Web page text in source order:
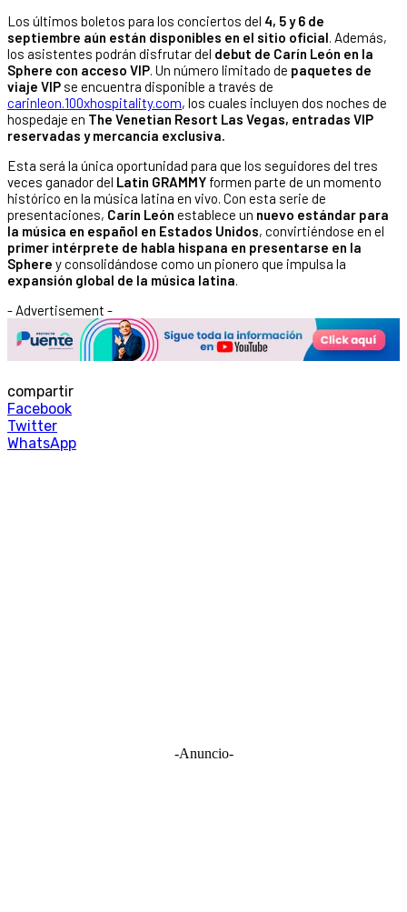
Los últimos boletos para los conciertos del 4, 5 y 6 de
septiembre aún están disponibles en el sitio oficial. Además,
los asistentes podrán disfrutar del debut de Carín León en la
Sphere con acceso VIP. Un número limitado de paquetes de
viaje VIP se encuentra disponible a través de
carinleon.100xhospitality.com, los cuales incluyen dos noches de
hospedaje en The Venetian Resort Las Vegas, entradas VIP
reservadas y mercancía exclusiva.
Esta será la única oportunidad para que los seguidores del tres
veces ganador del Latin GRAMMY formen parte de un momento
histórico en la música latina en vivo. Con esta serie de
presentaciones, Carín León establece un nuevo estándar para
la música en español en Estados Unidos, convirtiéndose en el
primer intérprete de habla hispana en presentarse en la
Sphere y consolidándose como un pionero que impulsa la
expansión global de la música latina.
- Advertisement -
compartir
Facebook
Twitter
WhatsApp
-Anuncio-